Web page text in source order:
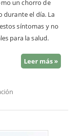
un chorro de
durante el día. La
síntomas y no
para la salud.
Leer más »